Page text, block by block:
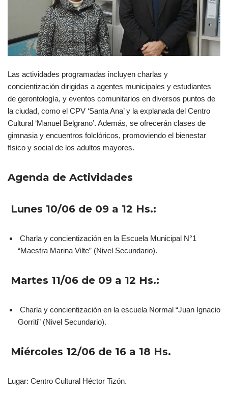
Las actividades programadas incluyen charlas y
concientización dirigidas a agentes municipales y estudiantes
de gerontología, y eventos comunitarios en diversos puntos de
la ciudad, como el CPV ‘Santa Ana’ y la explanada del Centro
Cultural ‘Manuel Belgrano’. Además, se ofrecerán clases de
gimnasia y encuentros folclóricos, promoviendo el bienestar
físico y social de los adultos mayores.
Agenda de Actividades
Lunes 10/06 de 09 a 12 Hs.:
Charla y concientización en la Escuela Municipal N°1
“Maestra Marina Vilte” (Nivel Secundario).
Martes 11/06 de 09 a 12 Hs.:
Charla y concientización en la escuela Normal “Juan Ignacio
Gorriti” (Nivel Secundario).
Miércoles 12/06 de 16 a 18 Hs.
Lugar: Centro Cultural Héctor Tizón.